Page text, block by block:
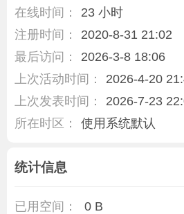
在线时间：
23 小时
注册时间：
2020-8-31 21:02
最后访问：
2026-3-8 18:06
上次活动时间：
2026-4-20
上次发表时间：
2026-7-23
所在时区：
使用系统默认
统计信息
已用空间：
0 B